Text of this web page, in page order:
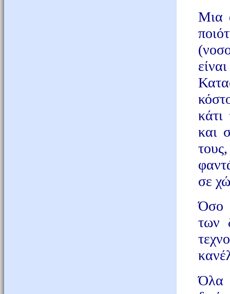
Μια
κάτι
και
σε
Όσο
των
Όλα